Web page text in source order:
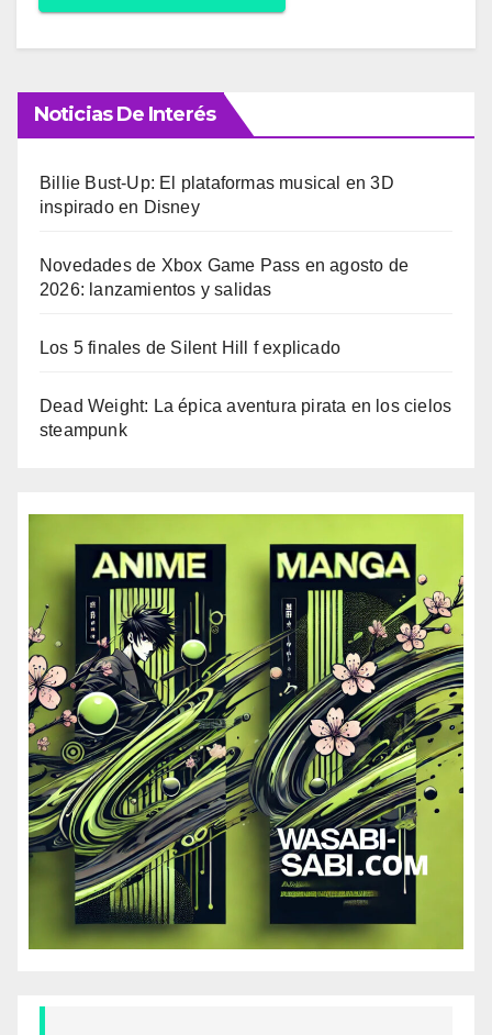
Noticias De Interés
Billie Bust-Up: El plataformas musical en 3D
inspirado en Disney
Novedades de Xbox Game Pass en agosto de
2026: lanzamientos y salidas
Los 5 finales de Silent Hill f explicado
Dead Weight: La épica aventura pirata en los cielos
steampunk